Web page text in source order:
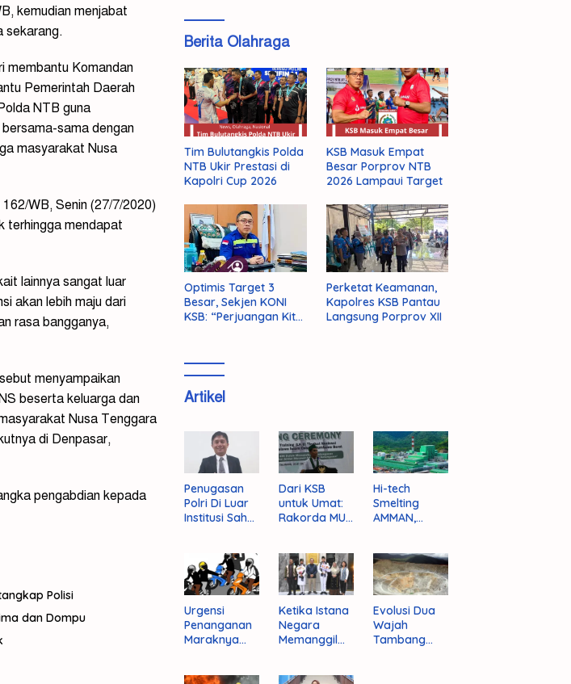
kemudian menjabat
sekarang.
membantu Komandan
Pemerintah Daerah
NTB guna
sama dengan
masyarakat Nusa
WB, Senin (27/7/2020)
terhingga mendapat
lainnya sangat luar
akan lebih maju dari
rasa bangganya,
menyampaikan
beserta keluarga dan
Nusa Tenggara
di Denpasar,
pengabdian kepada
Polisi
dan Dompu
Berita Olahraga
Tim Bulutangkis Polda
NTB Ukir Prestasi di
Kapolri Cup 2026
KSB Masuk Empat
Besar Porprov NTB
2026 Lampaui Target
Optimis Target 3
Besar, Sekjen KONI
KSB: “Perjuangan Kita
Perketat Keamanan,
Kapolres KSB Pantau
Langsung Porprov XII
Artikel
Penugasan
Polri Di Luar
Institusi Sah
Hukum
Administrasi
Negara
Dari KSB
untuk Umat:
Rakorda MUI
Kebangkitan
Moral Para
Ulama
Hi-tech
Smelting
AMMAN,
Rajai
Produsen
Tembaga
Dunia
Urgensi
Penanganan
Maraknya
Ketika Istana
Negara
Memanggil
Evolusi Dua
Wajah
Tambang